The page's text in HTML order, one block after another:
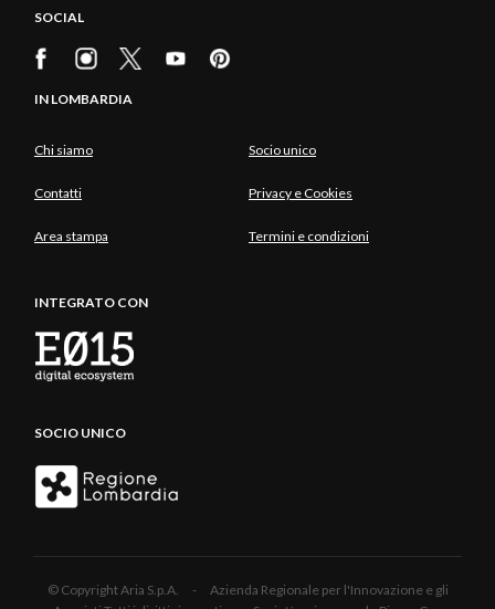
SOCIAL
IN LOMBARDIA
Chi siamo Socio unico
Contatti Privacy e Cookies
Area stampa Termini e condizioni
INTEGRATO CON
SOCIO UNICO
© Copyright Aria S.p.A. - Azienda Regionale per l'Innovazione e gli